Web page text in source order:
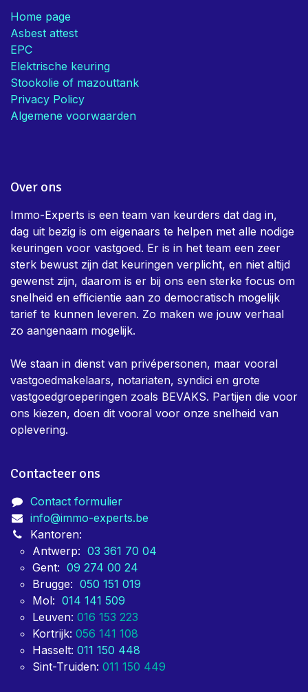
Home page
Asbest attest
EPC
Elektrische keuring
Stookolie of mazouttank
Privacy Policy
Algemene voorwaarden
Over ons
Immo-Experts is een team van keurders dat dag in,
dag uit bezig is om eigenaars te helpen met alle nodige
keuringen voor vastgoed. Er is in het team een zeer
sterk bewust zijn dat keuringen verplicht, en niet altijd
gewenst zijn, daarom is er bij ons een sterke focus om
snelheid en efficientie aan zo democratisch mogelijk
tarief te kunnen leveren. Zo maken we jouw verhaal
zo aangenaam mogelijk.
We staan in dienst van privépersonen, maar vooral
vastgoedmakelaars, notariaten, syndici en grote
vastgoedgroeperingen zoals BEVAKS. Partijen die voor
ons kiezen, doen dit vooral voor onze snelheid van
oplevering.
Contacteer ons
Contact formulier
info@immo-experts.be
Kantoren:
Antwerp: 03 361 70 04
Gent: 09 274 00 24
Brugge: 050 151 019
Mol: 014 141 509
Leuven: 016 153 223
Kortrijk: 056 141 108
Hasselt: 011 150 448
Sint-Truiden: 011 150 449